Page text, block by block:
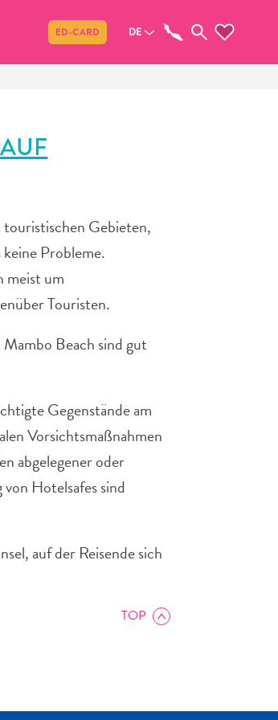
ED-CARD DE
touristischen Gebieten,
Probleme.
meist um
Touristen.
Beach sind gut
Gegenstände am
Vorsichtsmaßnahmen
abgelegener oder
Hotelsafes sind
auf der Reisende sich
TOP
Teilen